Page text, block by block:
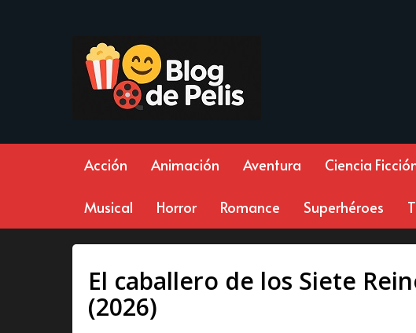
Acción Animación Aventura Ciencia
Musical Horror Romance Superhéroes
El caballero de los Siete
(2026)